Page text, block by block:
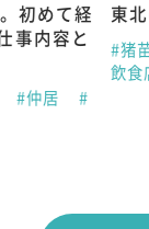
初めて経
事内容と
#仲居 #
東
#猪
飲食